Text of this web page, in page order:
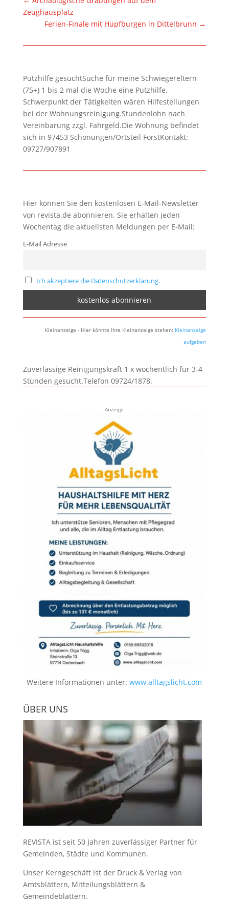
Zeughausplatz
Ferien-Finale mit Hüpfburgen in Dittelbrunn →
Putzhilfe gesuchtSuche für meine Schwiegereltern
(75+) 1 bis 2 mal die Woche eine Putzhilfe.
Schwerpunkt der Tätigkeiten wären Hilfestellungen
bei der Wohnungsreinigung.Stundenlohn nach
Vereinbarung zzgl. Fahrgeld.Die Wohnung befindet
sich in 97453 Schonungen/Ortsteil ForstKontakt:
09727/907891
Hier können Sie den kostenlosen E-Mail-Newsletter
von revista.de abonnieren. Sie erhalten jeden
Wochentag die aktuellsten Meldungen per E-Mail:
E-Mail Adresse
Ich akzeptiere die Datenschutzerklärung.
Kleinanzeige - Hier könnte Ihre Kleinanzeige stehen: Kleinanzeige
aufgeben
Zuverlässige Reinigungskraft 1 x wöchentlich für 3-4
Stunden gesucht.Telefon 09724/1878.
Anzeige
Weitere Informationen unter:www.alltagslicht.com
ÜBER UNS
REVISTA ist seit 50 Jahren zuverlässiger Partner für
Gemeinden, Städte und Kommunen.
Unser Kerngeschäft ist der Druck & Verlag von
Amtsblättern, Mitteilungsblättern &
Gemeindeblättern.